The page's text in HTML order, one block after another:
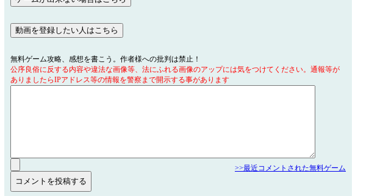
無料ゲーム攻略、感想を書こう。作者様への批判は禁止！
公序良俗に反する内容や違法な画像等、法にふれる画像のアップには気をつけてください。通報等が
ありましたらIPアドレス等の情報を警察まで開示する事があります
>>最近コメントされた無料ゲーム